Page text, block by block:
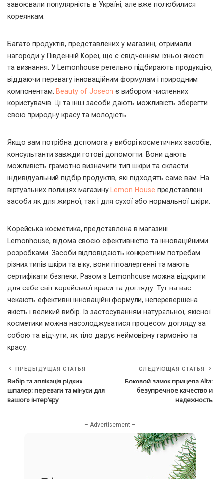
завоювали популярність в Україні, але вже полюбилися
кореянкам.
Багато продуктів, представлених у магазині, отримали
нагороди у Південній Кореї, що є свідченням їхньої якості
та визнання. У Lemonhouse ретельно підбирають продукцію,
віддаючи перевагу інноваційним формулам і природним
компонентам. Beauty of Joseon є вибором численних
користувачів. Ці та інші засоби дають можливість зберегти
свою природну красу та молодість.
Якщо вам потрібна допомога у виборі косметичних засобів,
консультанти завжди готові допомогти. Вони дають
можливість грамотно визначити тип шкіри та скласти
індивідуальний підбір продуктів, які підходять саме вам. На
віртуальних полицях магазину Lemon House представлені
засоби як для жирної, так і для сухої або нормальної шкіри.
Корейська косметика, представлена в магазині
Lemonhouse, відома своєю ефективністю та інноваційними
розробками. Засоби відповідають конкретним потребам
різних типів шкіри та віку, вони гіпоалергенні та мають
сертифікати безпеки. Разом з Lemonhouse можна відкрити
для себе світ корейської краси та догляду. Тут на вас
чекають ефективні інноваційні формули, неперевершена
якість і великий вибір. Із застосуванням натуральної, якісної
косметики можна насолоджуватися процесом догляду за
собою та відчути, як тіло дарує неймовірну гармонію та
красу.
ПРЕДЫДУЩАЯ СТАТЬЯ
Вибір та аплікація рідких
шпалер: переваги та мінуси для
вашого iнтер’єру
СЛЕДУЮЩАЯ СТАТЬЯ
Боковой замок прицепа Alta:
безупречное качество и
надежность
– Advertisement –